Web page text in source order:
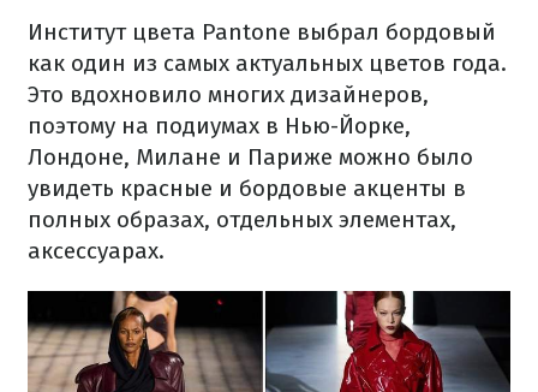
Институт цвета Pantone выбрал бордовый
как один из самых актуальных цветов года.
Это вдохновило многих дизайнеров,
поэтому на подиумах в Нью-Йорке,
Лондоне, Милане и Париже можно было
увидеть красные и бордовые акценты в
полных образах, отдельных элементах,
аксессуарах.